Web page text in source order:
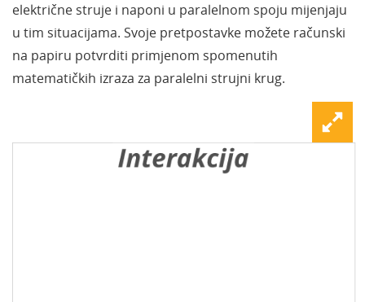
električne struje i naponi u paralelnom spoju mijenjaju
u tim situacijama. Svoje pretpostavke možete računski
na papiru potvrditi primjenom spomenutih
matematičkih izraza za paralelni strujni krug.